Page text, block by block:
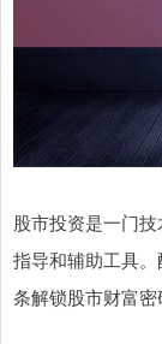
股市投资是一门
指导和辅助工具
条解锁股市财富密